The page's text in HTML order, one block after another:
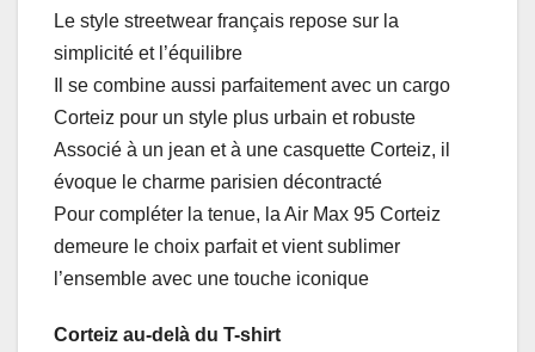
Le style streetwear français repose sur la
simplicité et l’équilibre
Il se combine aussi parfaitement avec un cargo
Corteiz pour un style plus urbain et robuste
Associé à un jean et à une casquette Corteiz, il
évoque le charme parisien décontracté
Pour compléter la tenue, la Air Max 95 Corteiz
demeure le choix parfait et vient sublimer
l’ensemble avec une touche iconique
Corteiz au-delà du T-shirt